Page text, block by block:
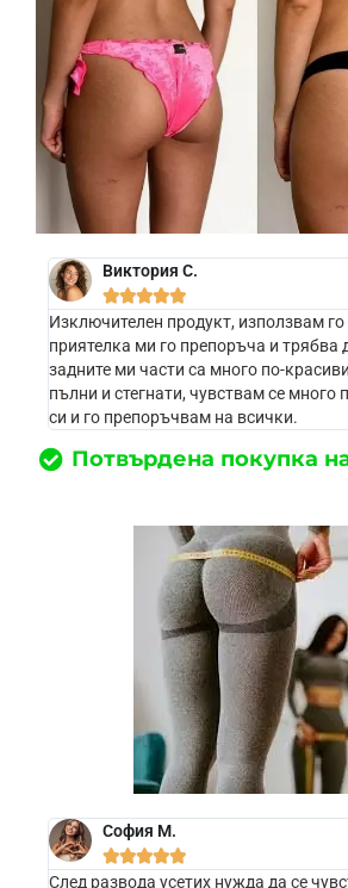
Виктория С.

Изключителен продукт, използвам
приятелка ми го препоръча и трябва
задните ми части са много по-
пълни и стегнати, чувствам се много
си и го препоръчвам на всички.
Потвърдена покупка
София М.

След развода усетих нужда да се